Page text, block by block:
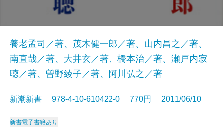
養老孟司／著、茂木健一郎／著、山内昌之／著、
南直哉／著、大井玄／著、橋本治／著、瀬戸内寂
聴／著、曽野綾子／著、阿川弘之／著
新潮新書 978-4-10-610422-0 770円 2011/06/10
新書電子書籍あり